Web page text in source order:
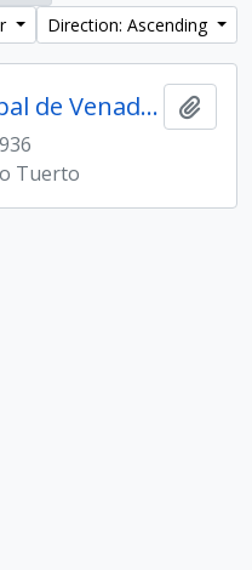
Direction: Ascending
Fondo Concejo Municipal de Venado Tuerto
Tuerto